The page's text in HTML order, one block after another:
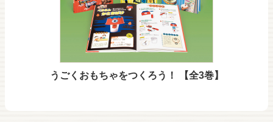
うごくおもちゃをつくろう！ 【全3巻】